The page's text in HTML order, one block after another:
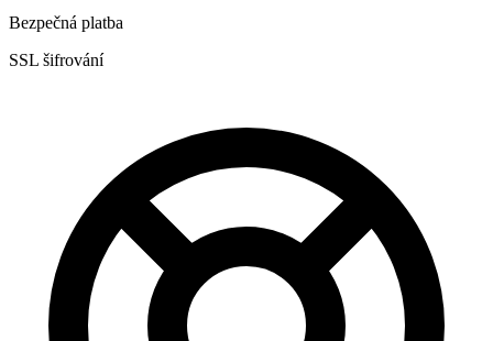
Bezpečná platba
SSL šifrování